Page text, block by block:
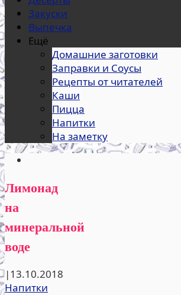
Закуски
Выпечка
Ещё
Домашние заготовки
Заправки и Соусы
Рецепты от читателей
Каши
Пицца
Напитки
На заметку
Лимонад
на
минеральной
воде
|13.10.2018
Напитки